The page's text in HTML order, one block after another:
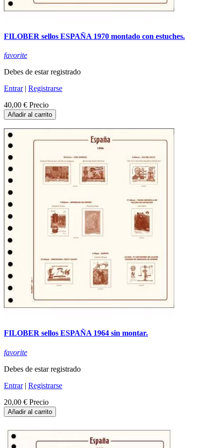
FILOBER sellos ESPAÑA 1970 montado con estuches.
favorite
Debes de estar registrado
Entrar| Registrarse
40,00 € Precio
Añadir al carrito
FILOBER sellos ESPAÑA 1964 sin montar.
favorite
Debes de estar registrado
Entrar| Registrarse
20,00 € Precio
Añadir al carrito